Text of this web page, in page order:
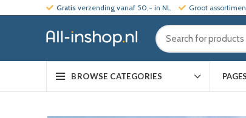
Gratis verzending vanaf 50,- in NL Groot
BROWSE CATEGORIES PAGES